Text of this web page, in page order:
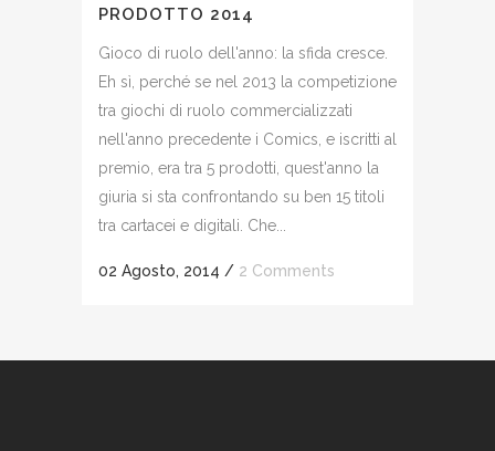
PRODOTTO 2014
Gioco di ruolo dell'anno: la sfida cresce.
Eh sì, perché se nel 2013 la competizione
tra giochi di ruolo commercializzati
nell'anno precedente i Comics, e iscritti al
premio, era tra 5 prodotti, quest'anno la
giuria si sta confrontando su ben 15 titoli
tra cartacei e digitali. Che...
02 Agosto, 2014 / 2 Comments